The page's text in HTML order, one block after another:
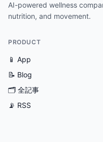
AI-powered wellness
nutrition, and movement.
PRODUCT
📱 App
📝 Blog
🗂 全記事
📡 RSS